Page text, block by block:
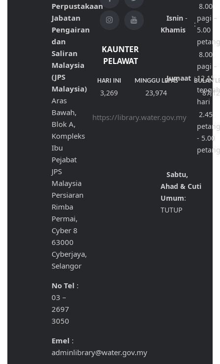
Perpustakaan
Jabatan
Pengairan
dan
Saliran
Malaysia
(JPS
Malaysia)
Aras
Bawah,
Blok A,
Kompleks
Ibu
Pejabat
JPS
Malaysia
Persiaran
Rimba
Permai,
Cyber 8
63000
Cyberjaya,
Selangor
No Tel :
03 –
2697
3050
Emel :
adminlibrary@water.gov.my
KAUNTER
PELAWAT
HARI INI MINGGU LEPAS BULAN
3,269 23,974
https://library.water.gov.my
Isnin-
Khamis
:
8.00
pagi –
5.00
Jumaat :
8.00
pagi –
12.15
hari
2.45
- 5.00
Sabtu,
Ahad & Cuti
Umum:
TUTUP